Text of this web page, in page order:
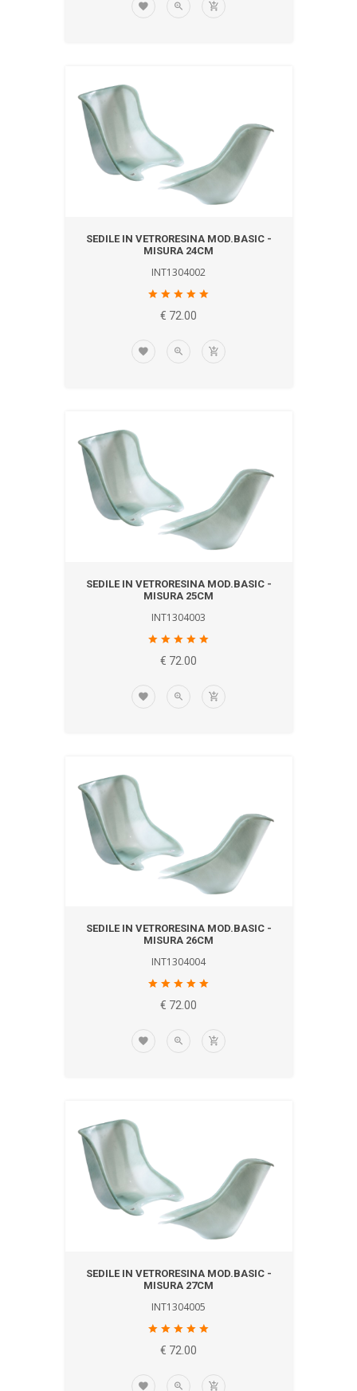
SEDILE IN VETRORESINA MOD.BASIC -
MISURA 24CM
INT1304002
€ 72.00
SEDILE IN VETRORESINA MOD.BASIC -
MISURA 25CM
INT1304003
€ 72.00
SEDILE IN VETRORESINA MOD.BASIC -
MISURA 26CM
INT1304004
€ 72.00
SEDILE IN VETRORESINA MOD.BASIC -
MISURA 27CM
INT1304005
€ 72.00